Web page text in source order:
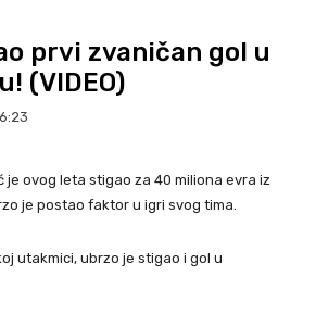
prvi zvaničan gol u
(VIDEO)
je ovog leta stigao za 40 miliona evra iz
je postao faktor u igri svog tima.
utakmici, ubrzo je stigao i gol u